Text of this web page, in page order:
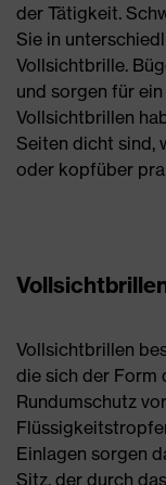
der Tätigkeit.
Sie in
Vollsichtbrille.
und sorgen für
Vollsichtbrillen
Seiten dicht sind,
oder kopfüber
Vollsichtbrillen
die sich der Form
Rundumschutz
Einlagen sorgen
Sitz, der durch